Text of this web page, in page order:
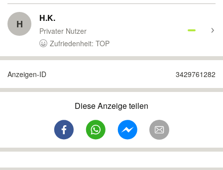
H H.K.
Privater Nutzer
Zufriedenheit: TOP
Anzeigen-ID 3429761282
Diese Anzeige teilen